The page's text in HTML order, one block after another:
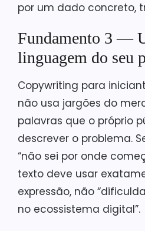
por um dado concreto,
Fundamento 3 —
linguagem do seu
Copywriting para
não usa jargões do
palavras que o próprio
descrever o problema.
“não sei por onde
texto deve usar
expressão, não
no ecossistema digital”.